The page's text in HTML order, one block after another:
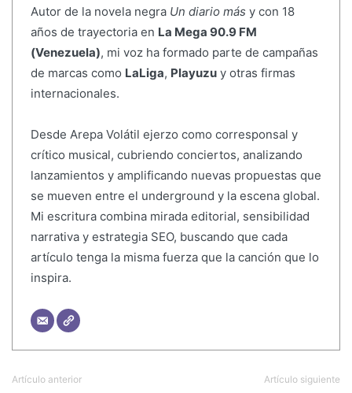
Autor de la novela negra Un diario más y con 18
años de trayectoria en La Mega 90.9 FM
(Venezuela), mi voz ha formado parte de campañas
de marcas como LaLiga, Playuzuy otras firmas
internacionales.
Desde Arepa Volátil ejerzo como corresponsal y
crítico musical, cubriendo conciertos, analizando
lanzamientos y amplificando nuevas propuestas que
se mueven entre el underground y la escena global.
Mi escritura combina mirada editorial, sensibilidad
narrativa y estrategia SEO, buscando que cada
artículo tenga la misma fuerza que la canción que lo
inspira.
Artículo anterior Artículo siguiente